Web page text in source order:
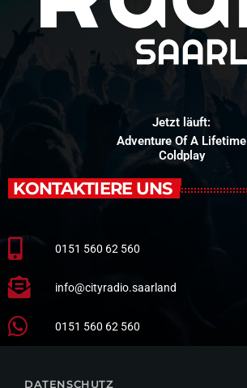
Jetzt läuft:
Adventure Of A Lifetime
Coldplay
KONTAKTIERE UNS
0151 560 62 560
info@cityradio.saarland
0151 560 62 560
DATENSCHUTZ